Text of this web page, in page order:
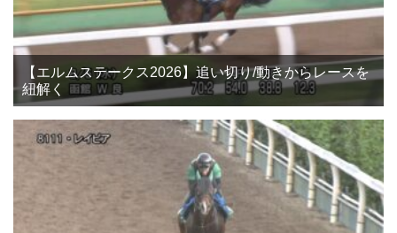
【エルムステークス2026】追い切り/動きからレースを
紐解く